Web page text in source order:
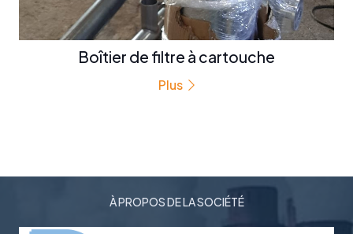
Boîtier de filtre à cartouche
Plus
À PROPOS DE LA SOCIÉTÉ